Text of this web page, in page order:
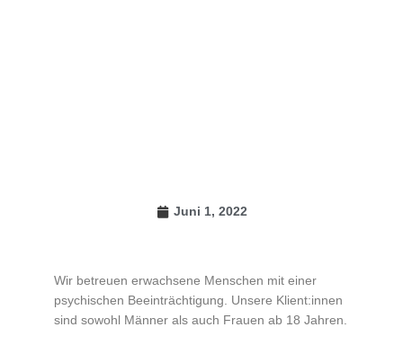
Juni 1, 2022
Wir betreuen erwachsene Menschen mit einer
psychischen Beeinträchtigung. Unsere Klient:innen
sind sowohl Männer als auch Frauen ab 18 Jahren.